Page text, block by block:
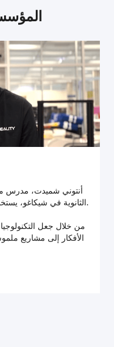
أنتوني شميدت، مدرس
الثانوية في شيكاغو،
من خلال جعل
الأفكار إلى مشاريع